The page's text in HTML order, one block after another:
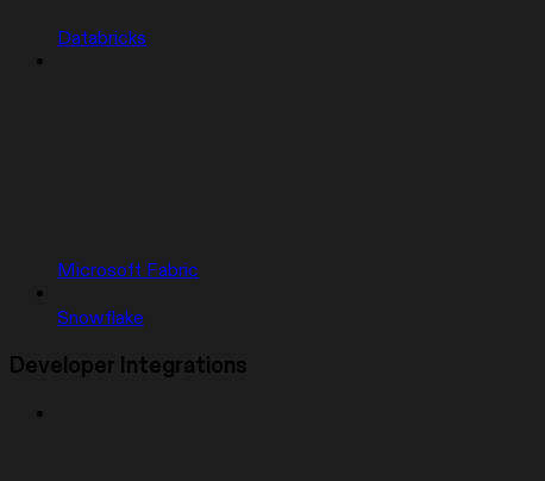
Databricks
Microsoft Fabric
Snowflake
Developer Integrations